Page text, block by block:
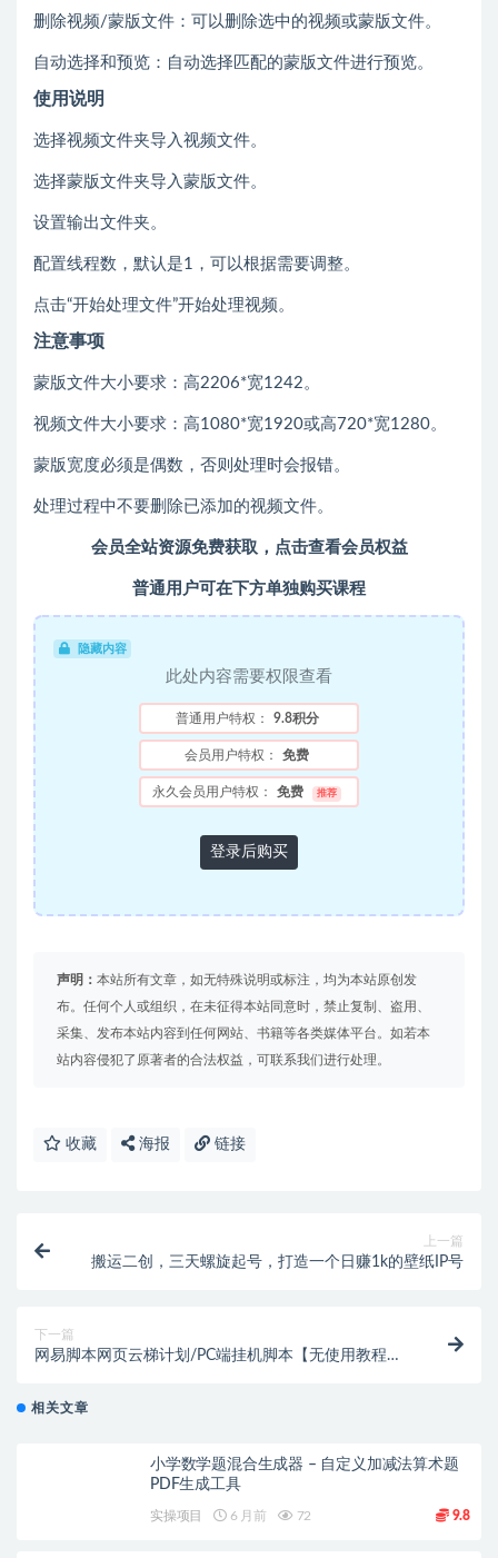
删除视频/蒙版文件：可以删除选中的视频或蒙版文件。
自动选择和预览：自动选择匹配的蒙版文件进行预览。
使用说明
选择视频文件夹导入视频文件。
选择蒙版文件夹导入蒙版文件。
设置输出文件夹。
配置线程数，默认是1，可以根据需要调整。
点击“开始处理文件”开始处理视频。
注意事项
蒙版文件大小要求：高2206*宽1242。
视频文件大小要求：高1080*宽1920或高720*宽1280。
蒙版宽度必须是偶数，否则处理时会报错。
处理过程中不要删除已添加的视频文件。
会员全站资源免费获取，点击查看会员权益
普通用户可在下方单独购买课程
隐藏内容
此处内容需要权限查看
普通用户特权： 9.8积分
会员用户特权： 免费
永久会员用户特权： 免费 推荐
登录后购买
声明： 本站所有文章，如无特殊说明或标注，均为本站原创发
布。任何个人或组织，在未征得本站同意时，禁止复制、盗用、
采集、发布本站内容到任何网站、书籍等各类媒体平台。如若本
站内容侵犯了原著者的合法权益，可联系我们进行处理。
收藏 海报 链接
上一篇
搬运二创，三天螺旋起号，打造一个日赚1k的壁纸IP号
下一篇
网易脚本网页云梯计划/PC端挂机脚本【无使用教程小
相关文章
小学数学题混合生成器 – 自定义加减法算术题
PDF生成工具
实操项目 6 月前 72 9.8